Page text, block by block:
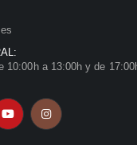
10:00h a 13:00h y de